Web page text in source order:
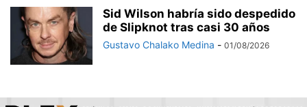
Sid Wilson habría sido despedido
de Slipknot tras casi 30 años
Gustavo Chalako Medina - 01/08/2026